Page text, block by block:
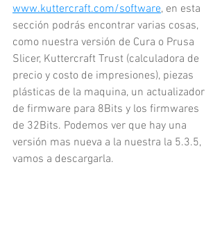
www.kuttercraft.com/software, en esta
sección podrás encontrar varias cosas,
como nuestra versión de Cura o Prusa
Slicer, Kuttercraft Trust (calculadora de
precio y costo de impresiones), piezas
plásticas de la maquina, un actualizador
de firmware para 8Bits y los firmwares
de 32Bits. Podemos ver que hay una
versión mas nueva a la nuestra la 5.3.5,
vamos a descargarla.